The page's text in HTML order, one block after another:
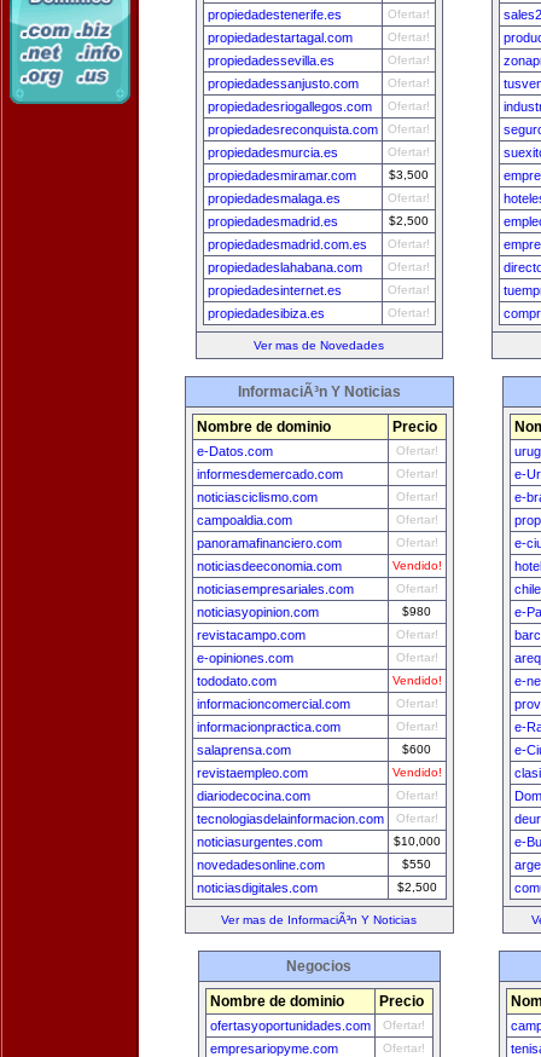
propiedadestenerife.es Ofertar!
propiedadestartagal.com Ofertar!
propiedadessevilla.es Ofertar!
propiedadessanjusto.com Ofertar!
propiedadesriogallegos.com Ofertar!
propiedadesreconquista.com Ofertar!
propiedadesmurcia.es Ofertar!
propiedadesmiramar.com $3,500
propiedadesmalaga.es Ofertar!
propiedadesmadrid.es $2,500
propiedadesmadrid.com.es Ofertar!
propiedadeslahabana.com Ofertar!
propiedadesinternet.es Ofertar!
propiedadesibiza.es Ofertar!
Ver mas de Novedades
InformaciÃ³n Y Noticias
Nombre de dominio Precio
e-Datos.com Ofertar!
informesdemercado.com Ofertar!
noticiasciclismo.com Ofertar!
campoaldia.com Ofertar!
panoramafinanciero.com Ofertar!
noticiasdeeconomia.com Vendido!
noticiasempresariales.com Ofertar!
noticiasyopinion.com $980
revistacampo.com Ofertar!
e-opiniones.com Ofertar!
tododato.com Vendido!
informacioncomercial.com Ofertar!
informacionpractica.com Ofertar!
salaprensa.com $600
revistaempleo.com Vendido!
diariodecocina.com Ofertar!
tecnologiasdelainformacion.com Ofertar!
noticiasurgentes.com $10,000
novedadesonline.com $550
noticiasdigitales.com $2,500
Ver mas de InformaciÃ³n Y Noticias
e-
e-
e-
e-
e-
e-
e-
e-
Negocios
Nombre de dominio Precio
ofertasyoportunidades.com Ofertar!
empresariopyme.com Ofertar!